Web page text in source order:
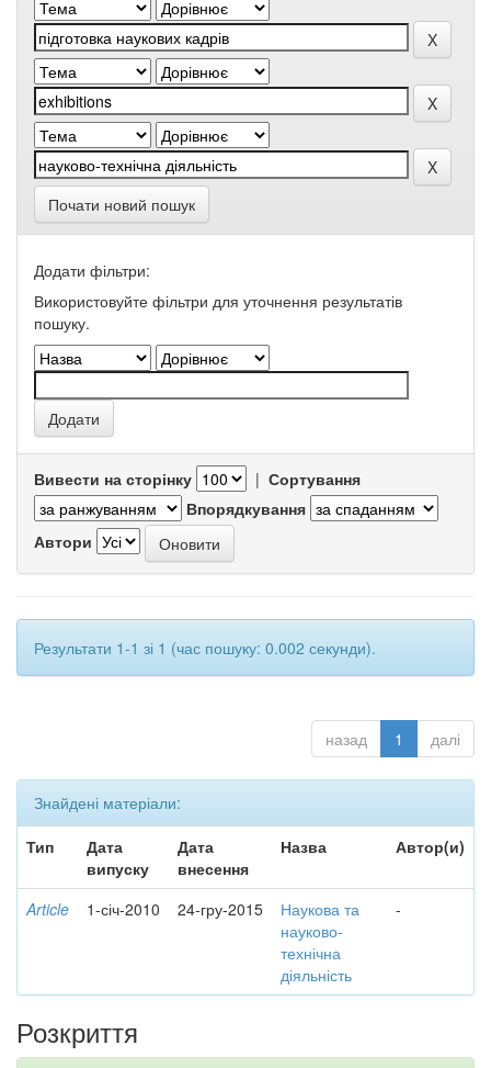
Почати новий пошук
Додати фільтри:
Використовуйте фільтри для уточнення результатів
пошуку.
Вивести на сторінку | Сортування
Впорядкування
Автори
Результати 1-1 зі 1 (час пошуку: 0.002 секунди).
назад 1 далі
Знайдені матеріали:
Тип
Дата
випуску
Дата
внесення
Назва Автор(и)
Article 1-січ-2010 24-гру-2015
Наукова та
науково-
технічна
діяльність
-
Розкриття